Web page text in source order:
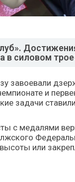
в силовом
завоевали
и
задачи
с медалями
или